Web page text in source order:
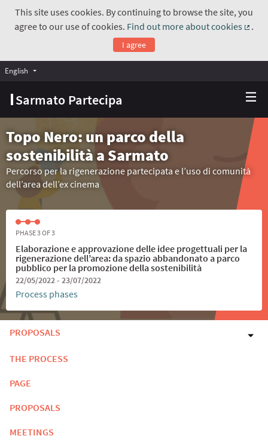
This site uses cookies. By continuing to browse the site, you
agree to our use of cookies. Find out more about cookies
.
I agree
Sarmato Partecipa
English Choose language
Topo Nero: un parco della
sostenibilità a Sarmato
Percorso per la rigenerazione partecipata e l’uso di comunità
dell’area dell’ex cinema
PHASE 3 OF 3
Elaborazione e approvazione delle idee progettuali per la
rigenerazione dell’area: da spazio abbandonato a parco
pubblico per la promozione della sostenibilità
22/05/2022 - 23/07/2022
Process phases
PROPOSALS
THE PROCESS
PAGE
PROPOSALS
MEETINGS